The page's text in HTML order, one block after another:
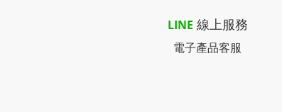
LINE 線上服務
電子產品客服